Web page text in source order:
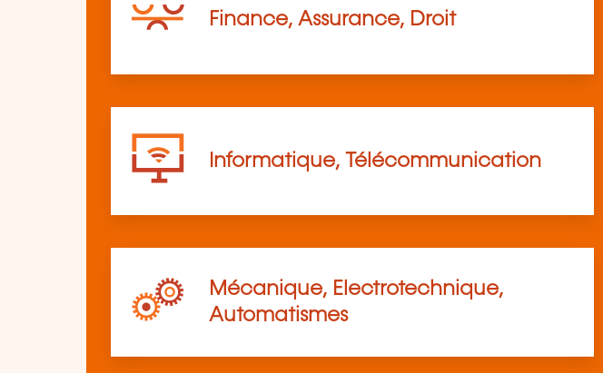
Finance, Assurance, Droit
Informatique, Télécommunication
Mécanique, Electrotechnique,
Automatismes